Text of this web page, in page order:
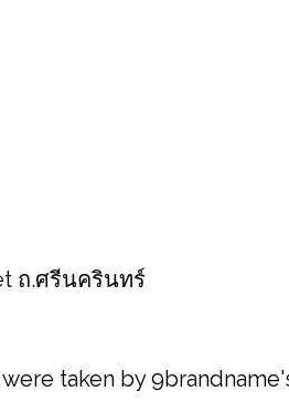
ถ.ศรีนครินทร์
taken by